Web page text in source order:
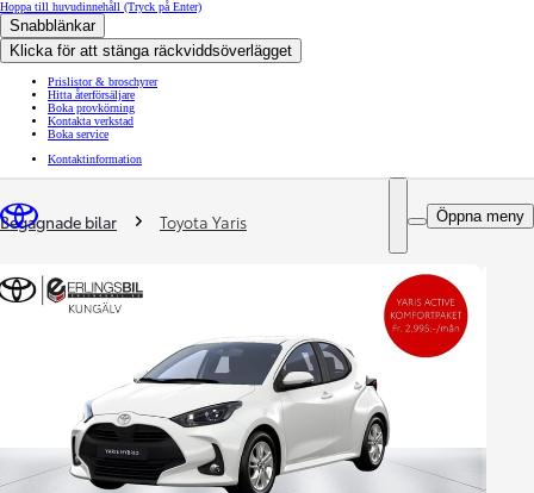
Hoppa till huvudinnehåll (Tryck på Enter)
Snabblänkar
Klicka för att stänga räckviddsöverlägget
Prislistor & broschyrer
Hitta återförsäljare
Boka provkörning
Kontakta verkstad
Boka service
Kontaktinformation
Öppna meny
You are here
Begagnade bilar Toyota Yaris